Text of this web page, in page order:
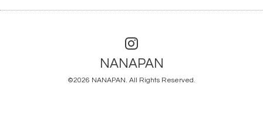
NANAPAN
©2026 NANAPAN. All Rights Reserved.